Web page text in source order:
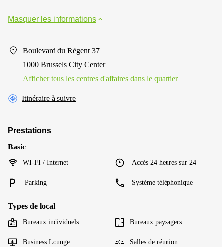
Masquer les informations
Boulevard du Régent 37
1000 Brussels City Center
Afficher tous les centres d'affaires dans le quartier
Itinéraire à suivre
Prestations
Basic
WI-FI / Internet Accès 24 heures sur 24
Parking Système téléphonique
Types de local
Bureaux individuels Bureaux paysagers
Business Lounge Salles de réunion